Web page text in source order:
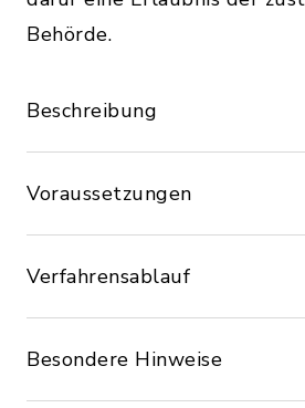
Behörde.
Beschreibung
Voraussetzungen
Verfahrensablauf
Besondere Hinweise